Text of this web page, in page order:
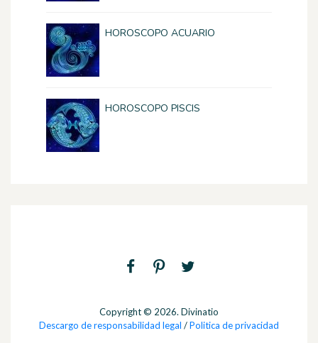
HOROSCOPO ACUARIO
HOROSCOPO PISCIS
Copyright © 2026. Divinatio
Descargo de responsabilidad legal /Politica de privacidad